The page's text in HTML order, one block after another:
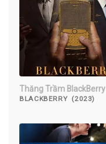
Thăng Trầm BlackBerry
BLACKBERRY (2023)